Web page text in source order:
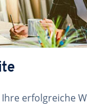
Ihre erfolgreiche